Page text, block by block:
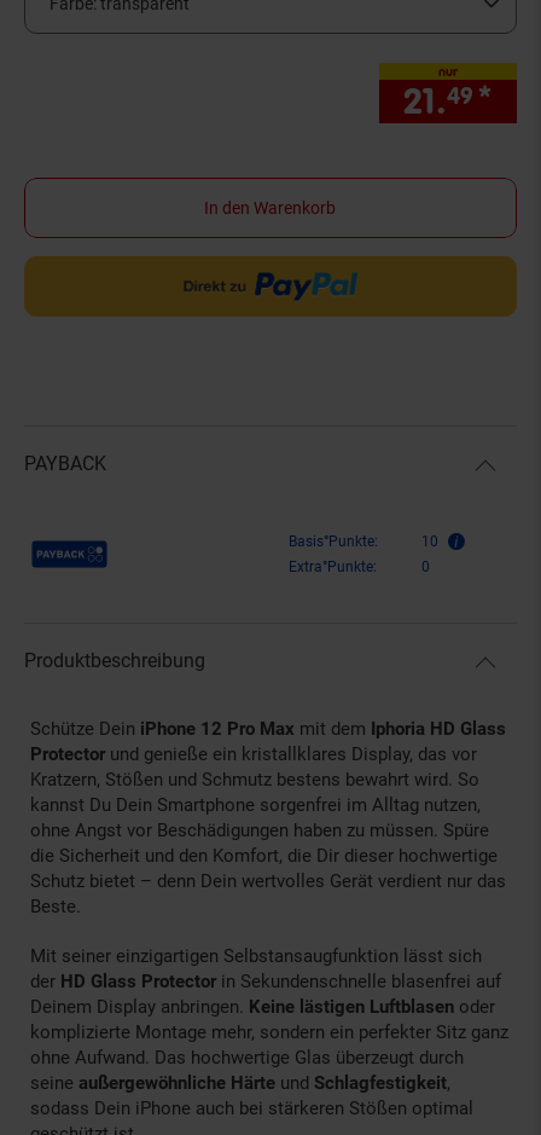
nur
21.49 *
In den Warenkorb
PAYBACK
Payback Punkte Basis°Punkte:
10
Extra°Punkte:
0
Produktbeschreibung
Schütze Dein iPhone 12 Pro Max mit dem Iphoria HD Glass
Protector und genieße ein kristallklares Display, das vor
Kratzern, Stößen und Schmutz bestens bewahrt wird. So
kannst Du Dein Smartphone sorgenfrei im Alltag nutzen,
ohne Angst vor Beschädigungen haben zu müssen. Spüre
die Sicherheit und den Komfort, die Dir dieser hochwertige
Schutz bietet – denn Dein wertvolles Gerät verdient nur das
Beste.
Mit seiner einzigartigen Selbstansaugfunktion lässt sich
der HD Glass Protector in Sekundenschnelle blasenfrei auf
Deinem Display anbringen. Keine lästigen Luftblasen oder
komplizierte Montage mehr, sondern ein perfekter Sitz ganz
ohne Aufwand. Das hochwertige Glas überzeugt durch
seine außergewöhnliche Härte und Schlagfestigkeit,
sodass Dein iPhone auch bei stärkeren Stößen optimal